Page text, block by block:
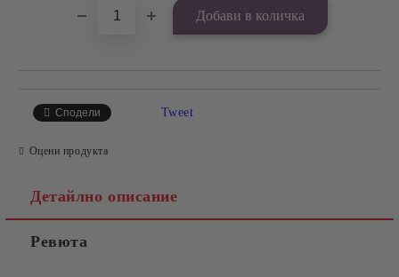
Сподели Tweet
Оцени продукта
Детайлно описание
Ревюта